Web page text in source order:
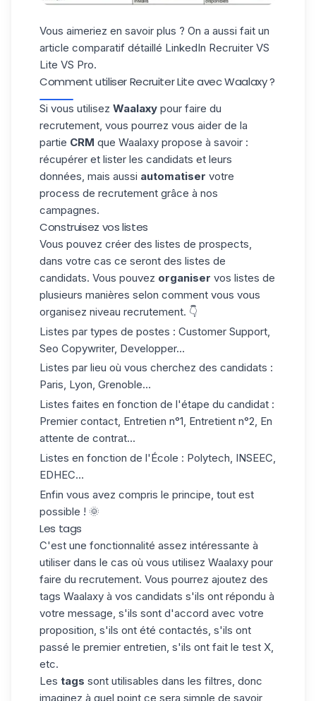
Vous aimeriez en savoir plus ? On a aussi fait un
article comparatif détaillé LinkedIn Recruiter VS
Lite VS Pro.
Comment utiliser Recruiter Lite avec Waalaxy ?
Si vous utilisez Waalaxy pour faire du
recrutement, vous pourrez vous aider de la
partie CRM que Waalaxy propose à savoir :
récupérer et lister les candidats et leurs
données, mais aussi automatiser votre
process de recrutement grâce à nos
campagnes.
Construisez vos listes
Vous pouvez créer des listes de prospects,
dans votre cas ce seront des listes de
candidats. Vous pouvez organiser vos listes de
plusieurs manières selon comment vous vous
organisez niveau recrutement. 👇
Listes par types de postes : Customer Support,
Seo Copywriter, Developper…
Listes par lieu où vous cherchez des candidats :
Paris, Lyon, Grenoble…
Listes faites en fonction de l'étape du candidat :
Premier contact, Entretien n°1, Entretient n°2, En
attente de contrat...
Listes en fonction de l'École : Polytech, INSEEC,
EDHEC…
Enfin vous avez compris le principe, tout est
possible ! 🌞
Les tags
C'est une fonctionnalité assez intéressante à
utiliser dans le cas où vous utilisez Waalaxy pour
faire du recrutement. Vous pourrez ajoutez des
tags Waalaxy à vos candidats s'ils ont répondu à
votre message, s'ils sont d'accord avec votre
proposition, s'ils ont été contactés, s'ils ont
passé le premier entretien, s'ils ont fait le test X,
etc.
Les tags sont utilisables dans les filtres, donc
imaginez à quel point ce sera simple de savoir